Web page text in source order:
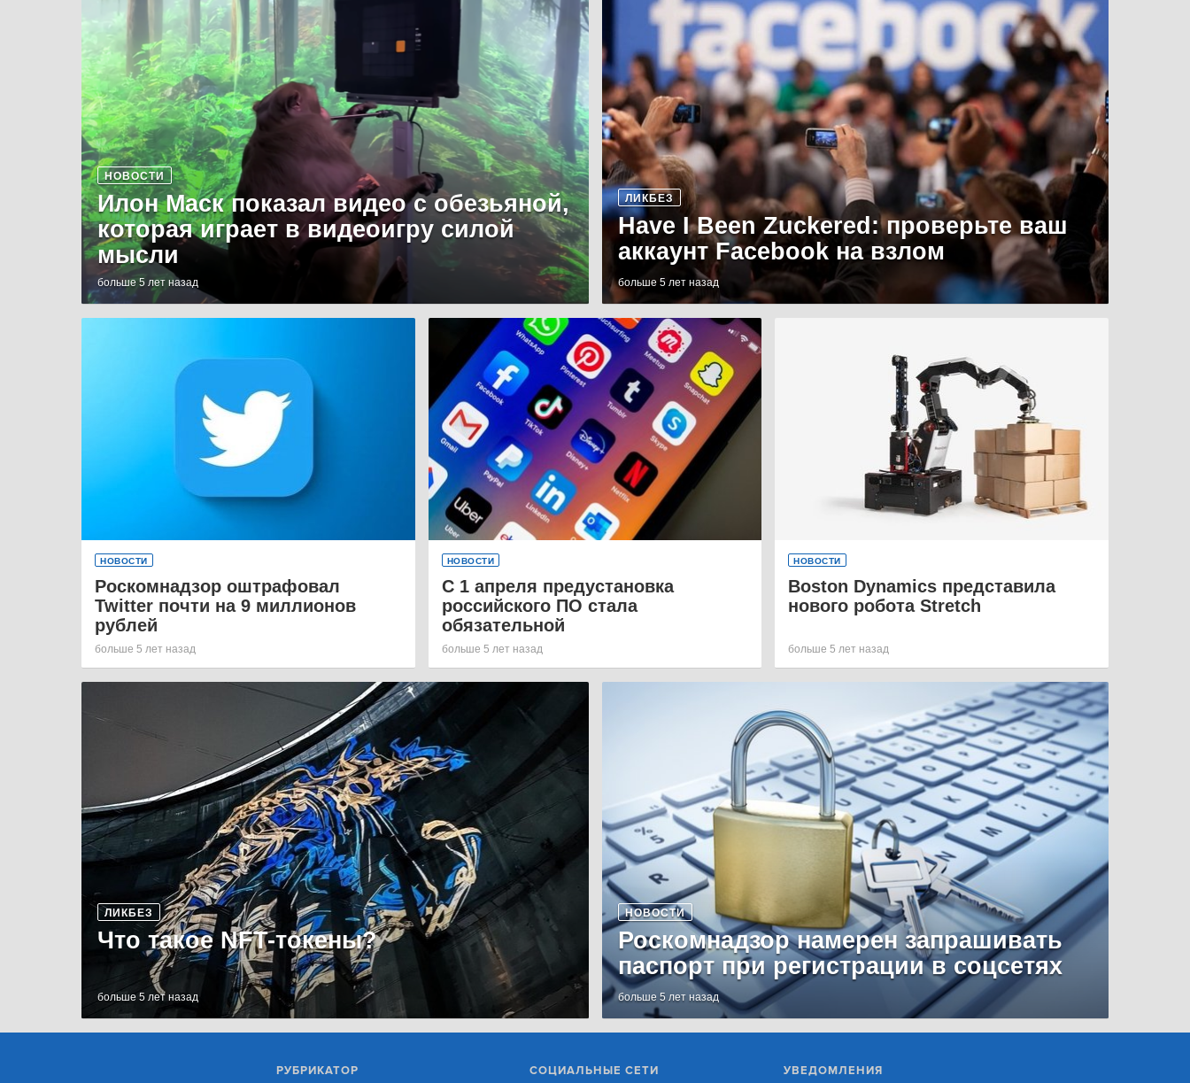
НОВОСТИ
Илон Маск показал видео с обезьяной,
которая играет в видеоигру силой
мысли
больше 5 лет назад
ЛИКБЕЗ
Have I Been Zuckered: проверьте ваш
аккаунт Facebook на взлом
больше 5 лет назад
НОВОСТИ
Роскомнадзор оштрафовал
Twitter почти на 9 миллионов
рублей
больше 5 лет назад
НОВОСТИ
С 1 апреля предустановка
российского ПО стала
обязательной
больше 5 лет назад
НОВОСТИ
Boston Dynamics представила
нового робота Stretch
больше 5 лет назад
ЛИКБЕЗ
Что такое NFT-токены?
больше 5 лет назад
НОВОСТИ
Роскомнадзор намерен запрашивать
паспорт при регистрации в соцсетях
больше 5 лет назад
РУБРИКАТОР СОЦИАЛЬНЫЕ СЕТИ УВЕДОМЛЕНИЯ